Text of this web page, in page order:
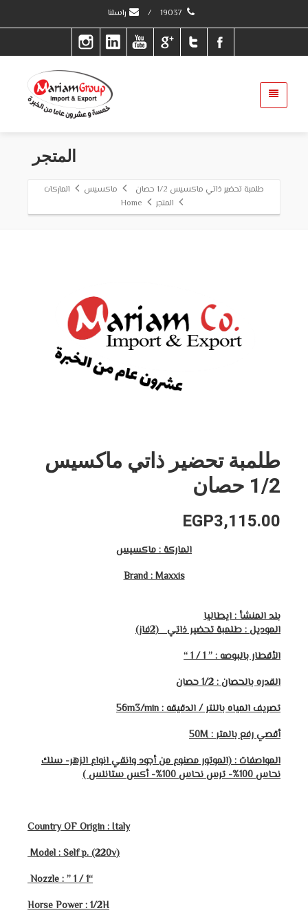
/ راسلنا
المتجر
طلمبة تحضير ذاتي ماكسيس 1/2 حصان ماكسيس
الماركات
المتجر
Home
طلمبة تحضير ذاتي ماكسيس
1/2 حصان
EGP3,115.00
الماركة : ماكسيس
Brand : Maxxis
بلد المنشأ : ايطاليا
الموديل : طلمبة تحضير ذاتي (2فاز)
الأقطار بالبوصه : ” 1 / 1 “
القدره بالحصان : 1/2 حصان
تصريف المياه باللتر / الدقيقه :56m3/min
أقصي رفع بالمتر: 50M
المواصفات : (الموتور مصنوع من أجود وانقي انواع الزهر- سلك
نحاس 100%- ترس نحاس 100%- أكس ستانلس )
Country OF Origin : Italy
(Model : Self p. (220v
“Nozzle :
” 1 / 1
Horse Power : 1/2H